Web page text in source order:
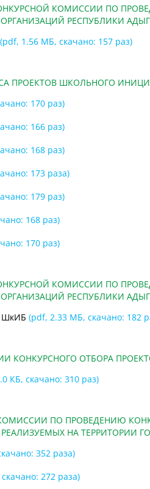
КОМИССИИ ПО
РЕСПУБЛИКИ
(pdf, 1.56 МБ, скачано: 157 раз)
ПРОЕКТОВ ШКОЛЬНОГО
170 раз)
166 раз)
168 раз)
173 раза)
179 раз)
168 раз)
170 раз)
КОМИССИИ ПО
РЕСПУБЛИКИ
ШкИБ (pdf, 2.33 МБ, скачано: 182
КОНКУРСНОГО ОТБОРА
КБ, скачано: 310 раз)
ПО ПРОВЕДЕНИЮ
НА ТЕРРИТОРИИ
352 раза)
272 раза)